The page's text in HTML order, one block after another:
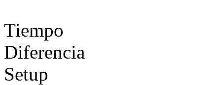
Tiempo
Diferencia
Setup